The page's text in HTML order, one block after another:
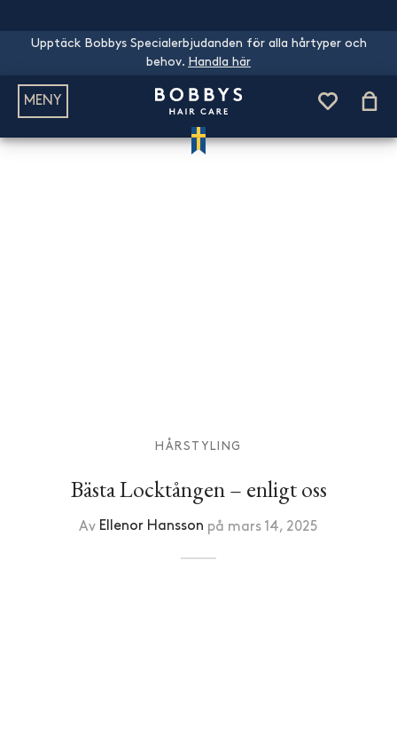
Upptäck Bobbys Specialerbjudanden för alla hårtyper och
behov. Handla här
MENY
HÅRSTYLING
Bästa Locktången – enligt oss
Av Ellenor Hansson på mars 14, 2025